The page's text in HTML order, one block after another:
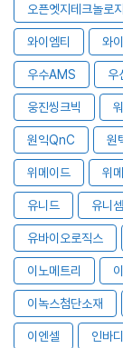
오픈엣지테크놀로지
와이엠티 와
우수AMS 우
웅진씽크빅
원익QnC 원
위메이드 위
유니드 유니셈
유바이오로직스
이노메트리
이녹스첨단소재
이엔셀 인바디